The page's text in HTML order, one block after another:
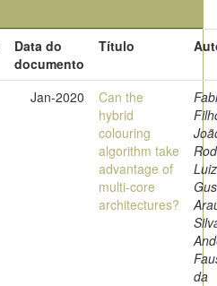
Data do
documento
Título
Jan-2020
Can the
hybrid
colouring
algorithm take
advantage of
multi-core
architectures?
Luiz
da